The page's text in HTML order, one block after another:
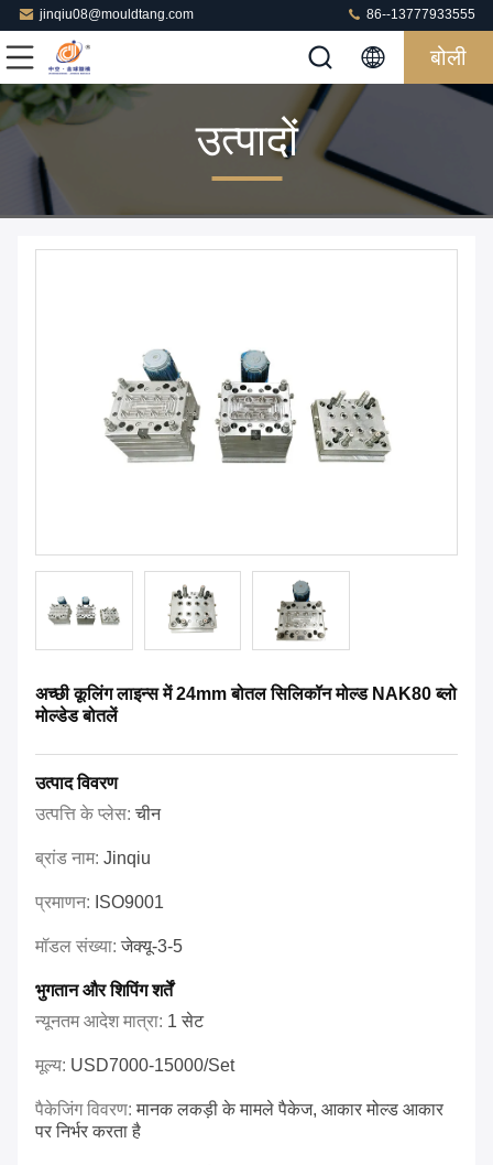
jinqiu08@mouldtang.com 86--13777933555
बोली
उत्पादों
अच्छी कूलिंग लाइन्स में 24mm बोतल सिलिकॉन मोल्ड NAK80 ब्लो
मोल्डेड बोतलें
उत्पाद विवरण
उत्पत्ति के प्लेस:चीन
ब्रांड नाम: Jinqiu
प्रमाणन: ISO9001
मॉडल संख्या:जेक्यू-3-5
भुगतान और शिपिंग शर्तें
न्यूनतम आदेश मात्रा: 1 सेट
मूल्य: USD7000-15000/set
पैकेजिंग विवरण:मानक लकड़ी के मामले पैकेज, आकार मोल्ड आकार
पर निर्भर करता है